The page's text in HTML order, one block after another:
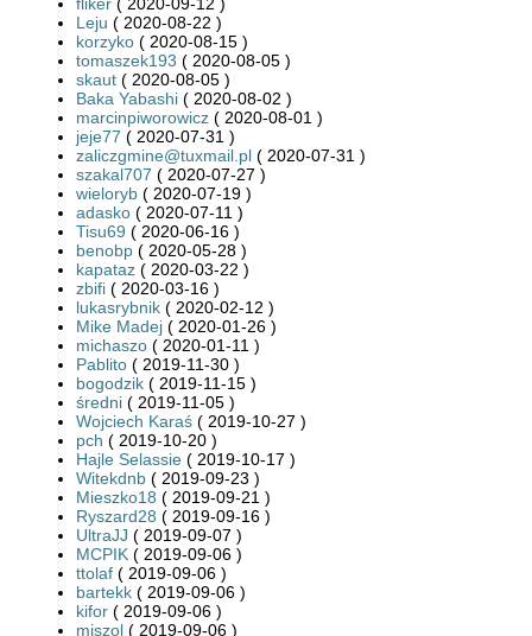
Leju ( 2020-08-22 )
korzyko ( 2020-08-15 )
tomaszek193 ( 2020-08-05 )
skaut ( 2020-08-05 )
Baka Yabashi ( 2020-08-02 )
marcinpiworowicz ( 2020-08-01 )
jeje77 ( 2020-07-31 )
zaliczgmine@tuxmail.pl ( 2020-07-31 )
szakal707 ( 2020-07-27 )
wieloryb ( 2020-07-19 )
adasko ( 2020-07-11 )
Tisu69 ( 2020-06-16 )
benobp ( 2020-05-28 )
kapataz ( 2020-03-22 )
zbifi ( 2020-03-16 )
lukasrybnik ( 2020-02-12 )
Mike Madej ( 2020-01-26 )
michaszo ( 2020-01-11 )
Pablito ( 2019-11-30 )
bogodzik ( 2019-11-15 )
średni ( 2019-11-05 )
Wojciech Karaś ( 2019-10-27 )
pch ( 2019-10-20 )
Hajle Selassie ( 2019-10-17 )
Witekdnb ( 2019-09-23 )
Mieszko18 ( 2019-09-21 )
Ryszard28 ( 2019-09-16 )
UltraJJ ( 2019-09-07 )
MCPIK ( 2019-09-06 )
ttolaf ( 2019-09-06 )
bartekk ( 2019-09-06 )
kifor ( 2019-09-06 )
miszol ( 2019-09-06 )